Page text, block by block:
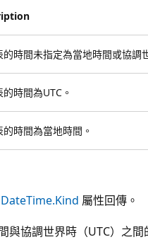
的時間未指定為當地時間或協調
時間為UTC。
的時間為當地時間。
DateTime.Kind 屬性回傳。
與協調世界時（UTC）之